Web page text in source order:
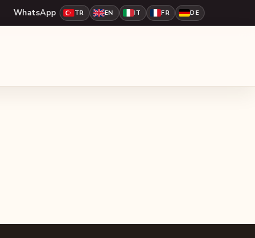
WhatsApp TR EN IT FR DE